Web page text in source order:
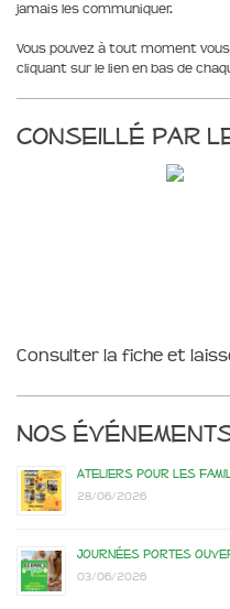
jamais les communiquer.
Vous pouvez à tout moment
cliquant sur le lien en bas de
Conseillé par
Consulter la fiche et
Nos
Ateliers pour les
28/06/2026
Journées portes
03/06/2026